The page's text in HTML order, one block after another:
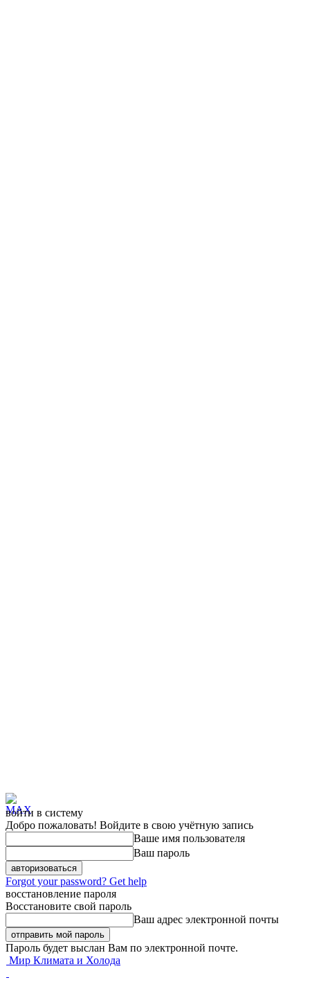
войти в систему
Добро пожаловать! Войдите в свою учётную запись
Ваше имя пользователя
Ваш пароль
Forgot your password? Get help
восстановление пароля
Восстановите свой пароль
Ваш адрес электронной почты
Пароль будет выслан Вам по электронной почте.
Мир Климата и Холода